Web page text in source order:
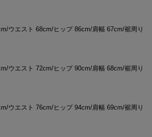
ウエスト 68cm/ヒップ 86cm/肩幅 67cm/裾周り
ウエスト 72cm/ヒップ 90cm/肩幅 68cm/裾周り
ウエスト 76cm/ヒップ 94cm/肩幅 69cm/裾周り